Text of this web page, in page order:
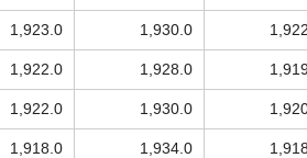
1,923.0 1,930.0
1,922.0 1,928.0
1,922.0 1,930.0
1,918.0 1,934.0